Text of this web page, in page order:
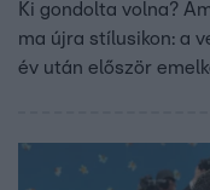
Ki gondolta volna?
ma újra stílusikon: a
év után először